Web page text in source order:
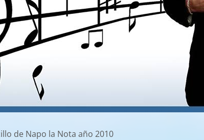
de Napo la Nota año 2010